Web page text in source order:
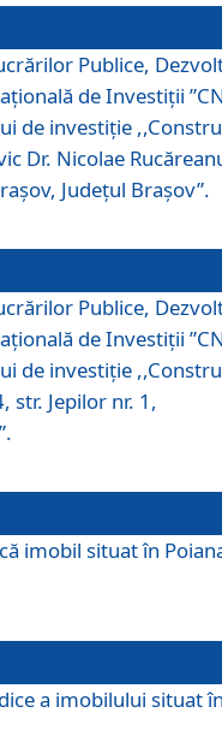
Publice,
de Investiţii
de investiţie
Dr. Nicolae
Județul Brașov”.
Publice,
de Investiţii
de investiție
str. Jepilor nr. 1,
imobil situat în
a imobilului situat